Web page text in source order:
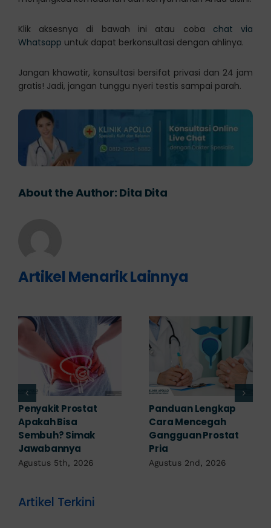
Klik aksesnya di bawah ini atau coba chat via
Whatsapp untuk dapat berkonsultasi dengan ahlinya.
Jangan khawatir, konsultasi bersifat privasi dan 24 jam
gratis! Jadi, jangan tunggu nyeri testis sampai parah.
About the Author: Dita Dita
Artikel Menarik Lainnya
7 Komplikasi Prostat
yang Perlu
Diwaspadai Sejak Dini
Agustus 1st, 2026
Obat Penyakit
Prostat: Pilihan
Terapi Sesuai
Diagnosis
Juli 23rd, 2026
Artikel Terkini